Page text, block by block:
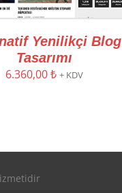
Yenilikçi Blog
Tasarımı
6.360,00₺ + KDV